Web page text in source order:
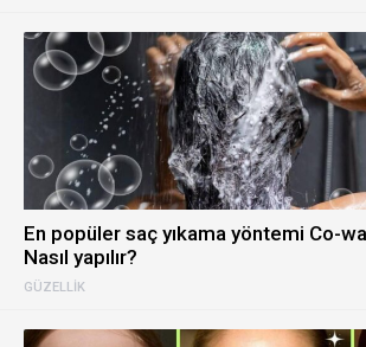
GÜZELLIK
En popüler saç yıkama yöntemi Co-
Nasıl yapılır?